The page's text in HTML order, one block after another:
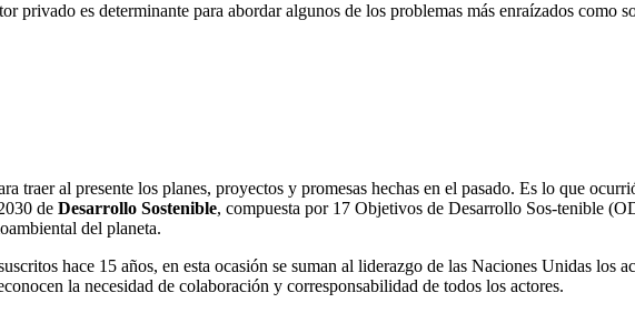
privado es determinante para abordar algunos de los problemas más enraízados como
traer al presente los planes, proyectos y promesas hechas en el pasado. Es lo que
de Desarrollo Sostenible, compuesta por 17 Objetivos de Desarrollo Sos-tenible
del planeta.
hace 15 años, en esta ocasión se suman al liderazgo de las Naciones Unidas los
la necesidad de colaboración y corresponsabilidad de todos los actores.